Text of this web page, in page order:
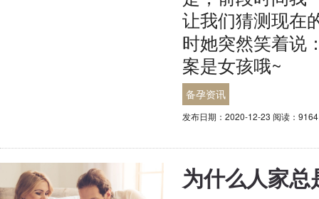
让我们猜测现在
时她突然笑着说
案是女孩哦~
备孕资讯
发布日期：2020-12-23 阅读：
为什么人家